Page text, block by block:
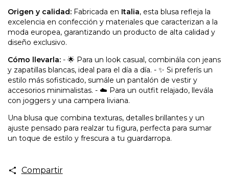
Origen y calidad: Fabricada en Italia, esta blusa refleja la
excelencia en confección y materiales que caracterizan a la
moda europea, garantizando un producto de alta calidad y
diseño exclusivo.
Cómo llevarla: - 🌟 Para un look casual, combinála con jeans
y zapatillas blancas, ideal para el día a día. - ✨ Si preferís un
estilo más sofisticado, sumále un pantalón de vestir y
accesorios minimalistas. - ☁️ Para un outfit relajado, llevála
con joggers y una campera liviana.
Una blusa que combina texturas, detalles brillantes y un
ajuste pensado para realzar tu figura, perfecta para sumar
un toque de estilo y frescura a tu guardarropa.
Compartir